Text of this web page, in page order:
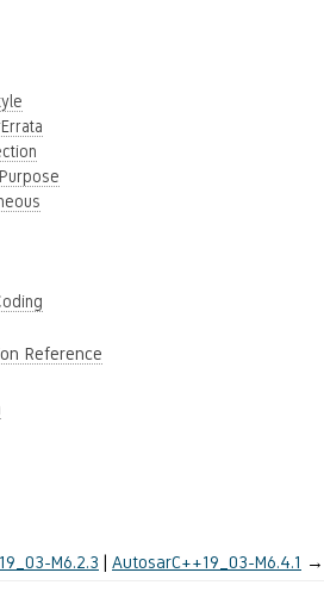
Reference
M6.2.3 AutosarC++19_03-M6.4.1 →